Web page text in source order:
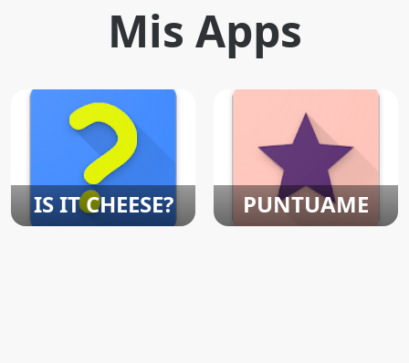
Mis Apps
IS IT CHEESE? PUNTUAME